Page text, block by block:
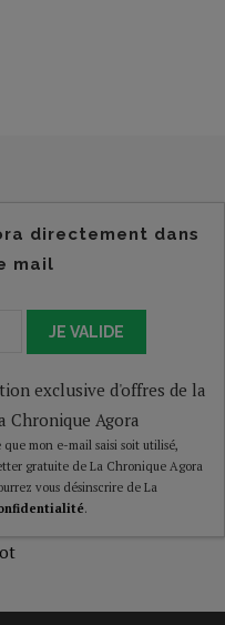
directement dans
mail
JE VALIDE
exclusive d'offres de la
Chronique Agora
mon e-mail saisi soit utilisé,
gratuite de La Chronique Agora
vous désinscrire de La
.